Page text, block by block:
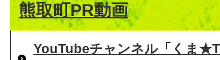
熊取町PR動画
YouTubeチャンネル「くま